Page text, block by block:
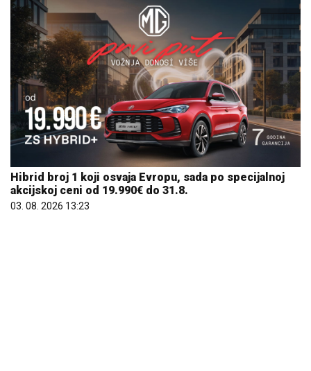
Hibrid broj 1 koji osvaja Evropu, sada po specijalnoj
akcijskoj ceni od 19.990€ do 31.8.
03. 08. 2026 13:23